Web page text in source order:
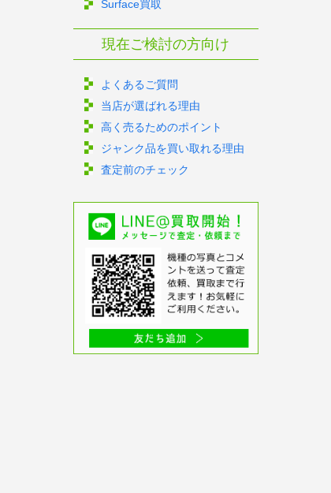
Surface買取
現在ご検討の方向け
よくあるご質問
当店が選ばれる理由
高く売るためのポイント
ジャンク品を買い取れる理由
査定前のチェック